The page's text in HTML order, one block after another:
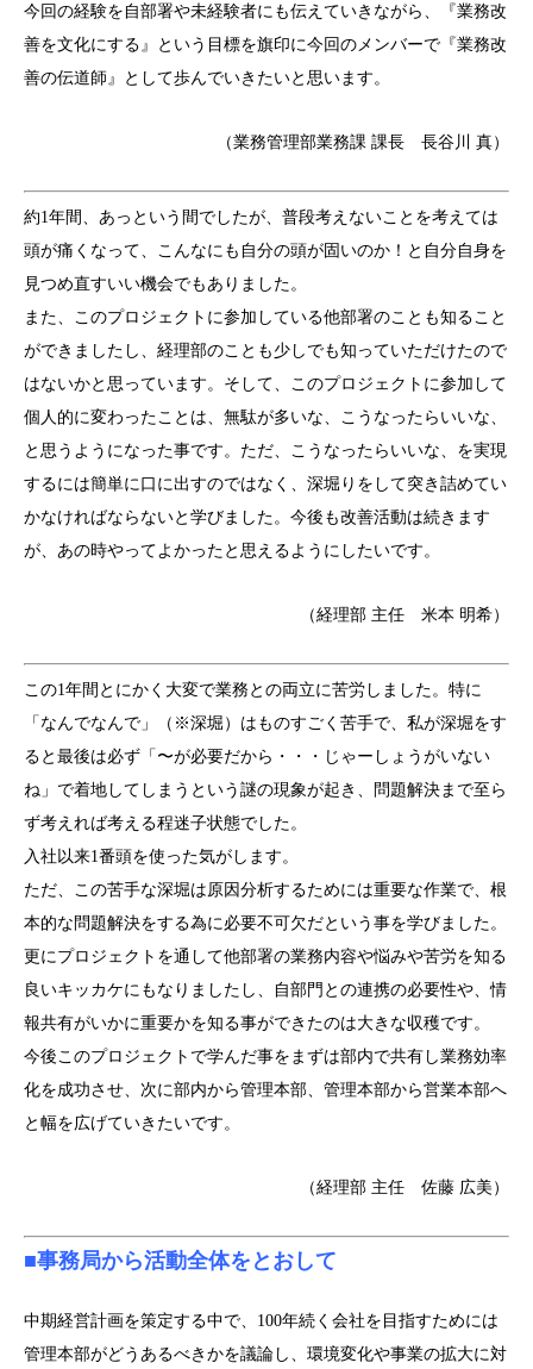
今回の経験を自部署や未経験者にも伝えていきながら、『業務改
善を文化にする』という目標を旗印に今回のメンバーで『業務改
善の伝道師』として歩んでいきたいと思います。
（業務管理部業務課 課長 長谷川 真）
約1年間、あっという間でしたが、普段考えないことを考えては
頭が痛くなって、こんなにも自分の頭が固いのか！と自分自身を
見つめ直すいい機会でもありました。
また、このプロジェクトに参加している他部署のことも知ること
ができましたし、経理部のことも少しでも知っていただけたので
はないかと思っています。そして、このプロジェクトに参加して
個人的に変わったことは、無駄が多いな、こうなったらいいな、
と思うようになった事です。ただ、こうなったらいいな、を実現
するには簡単に口に出すのではなく、深堀りをして突き詰めてい
かなければならないと学びました。今後も改善活動は続きます
が、あの時やってよかったと思えるようにしたいです。
（経理部 主任 米本 明希）
この1年間とにかく大変で業務との両立に苦労しました。特に
「なんでなんで」（※深堀）はものすごく苦手で、私が深堀をす
ると最後は必ず「〜が必要だから・・・じゃーしょうがいない
ね」で着地してしまうという謎の現象が起き、問題解決まで至ら
ず考えれば考える程迷子状態でした。
入社以来1番頭を使った気がします。
ただ、この苦手な深堀は原因分析するためには重要な作業で、根
本的な問題解決をする為に必要不可欠だという事を学びました。
更にプロジェクトを通して他部署の業務内容や悩みや苦労を知る
良いキッカケにもなりましたし、自部門との連携の必要性や、情
報共有がいかに重要かを知る事ができたのは大きな収穫です。
今後このプロジェクトで学んだ事をまずは部内で共有し業務効率
化を成功させ、次に部内から管理本部、管理本部から営業本部へ
と幅を広げていきたいです。
（経理部 主任 佐藤 広美）
■事務局から活動全体をとおして
中期経営計画を策定する中で、100年続く会社を目指すためには
管理本部がどうあるべきかを議論し、環境変化や事業の拡大に対